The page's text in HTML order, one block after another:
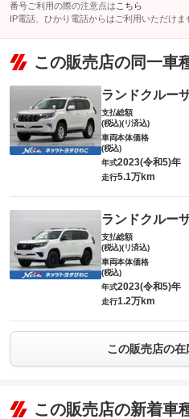
番号ご利用の際の注意点は こちら
IP電話、ひかり電話からはご利用いただけま
この販売店の同一車
ランドクルー
支払総額
(税込)(リ済込)
車両本体価格
(税込)
年式2023(令和5)年
走行5.1万km
ランドクルー
支払総額
(税込)(リ済込)
車両本体価格
(税込)
年式2023(令和5)年
走行1.2万km
この販売店の
この販売店の新着車